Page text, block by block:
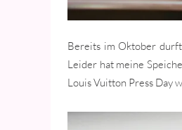
Bereits im Oktober
Leider hat meine
Louis Vuitton Press Day